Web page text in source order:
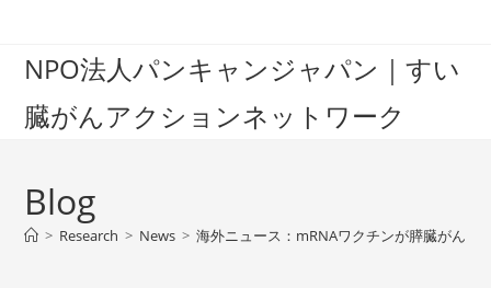
contentNPO法人パンキャンジャパン｜すい
臓がんアクションネットワーク
Blog
> Research > News > 海外ニュース：mRNAワクチンが膵臓がんに